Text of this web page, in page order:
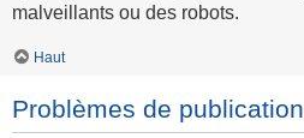
malveillants ou des robots.
Haut
Problèmes de publication